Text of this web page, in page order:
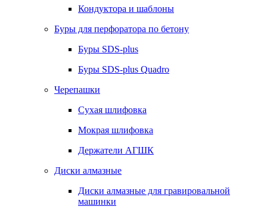
Кондуктора и шаблоны
Буры для перфоратора по бетону
Буры SDS-plus
Буры SDS-plus Quadro
Черепашки
Сухая шлифовка
Мокрая шлифовка
Держатели АГШК
Диски алмазные
Диски алмазные для гравировальной
машинки